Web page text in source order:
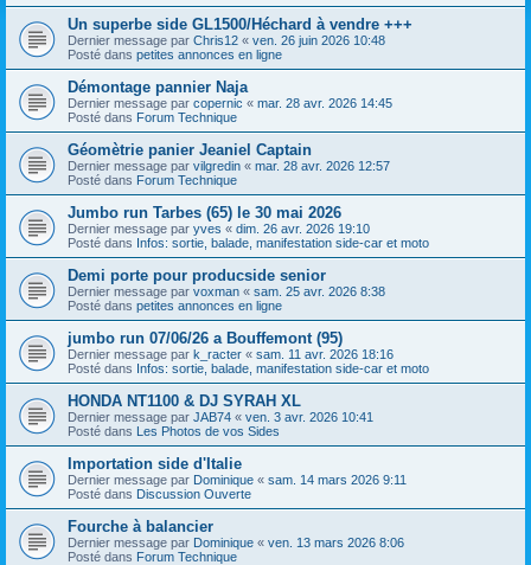
Un superbe side GL1500/Héchard à vendre +++
Dernier message par Chris12 « ven. 26 juin 2026 10:48
Posté dans petites annonces en ligne
Démontage pannier Naja
Dernier message par copernic « mar. 28 avr. 2026 14:45
Posté dans Forum Technique
Géomètrie panier Jeaniel Captain
Dernier message par vilgredin « mar. 28 avr. 2026 12:57
Posté dans Forum Technique
Jumbo run Tarbes (65) le 30 mai 2026
Dernier message par yves « dim. 26 avr. 2026 19:10
Posté dans Infos: sortie, balade, manifestation side-car et moto
Demi porte pour producside senior
Dernier message par voxman « sam. 25 avr. 2026 8:38
Posté dans petites annonces en ligne
jumbo run 07/06/26 a Bouffemont (95)
Dernier message par k_racter « sam. 11 avr. 2026 18:16
Posté dans Infos: sortie, balade, manifestation side-car et moto
HONDA NT1100 & DJ SYRAH XL
Dernier message par JAB74 « ven. 3 avr. 2026 10:41
Posté dans Les Photos de vos Sides
Importation side d'Italie
Dernier message par Dominique « sam. 14 mars 2026 9:11
Posté dans Discussion Ouverte
Fourche à balancier
Dernier message par Dominique « ven. 13 mars 2026 8:06
Posté dans Forum Technique